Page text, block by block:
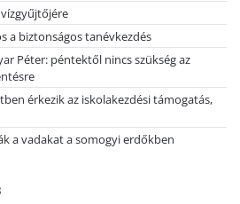
a biztonságos tanévkezdés
Péter: péntektől nincs szükség az
érkezik az iskolakezdési támogatás,
a vadakat a somogyi erdőkben